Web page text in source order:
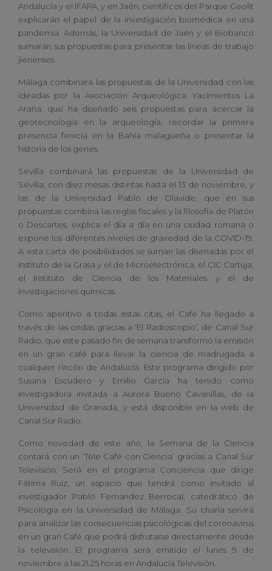
Andalucía y el IFAPA, y en Jaén, científicos del Parque Geolit
explicarán el papel de la investigación biomédica en una
pandemia. Además, la Universidad de Jaén y el Biobanco
sumarán sus propuestas para presentar las líneas de trabajo
jienenses.
Málaga combinará las propuestas de la Universidad con las
ideadas por la Asociación Arqueológica Yacimientos La
Araña, que ha diseñado seis propuestas para acercar la
geotecnología en la arqueología, recordar la primera
presencia fenicia en la Bahía malagueña o presentar la
historia de los genes.
Sevilla combinará las propuestas de la Universidad de
Sevilla, con diez mesas distintas hasta el 13 de noviembre, y
las de la Universidad Pablo de Olavide, que en sus
propuestas combina las reglas fiscales y la filosofía de Platón
o Descartes, explica el día a día en una ciudad romana o
expone los diferentes niveles de gravedad de la COVID-19.
A esta carta de posibilidades se suman las diseñadas por el
Instituto de la Grasa y el de Microelectrónica, el CIC Cartuja,
el Instituto de Ciencia de los Materiales y el de
investigaciones químicas.
Como aperitivo a todas estas citas, el Café ha llegado a
través de las ondas gracias a ‘El Radioscopio’, de Canal Sur
Radio, que este pasado fin de semana transformó la emisión
en un gran café para llevar la ciencia de madrugada a
cualquier rincón de Andalucía. Este programa dirigido por
Susana Escudero y Emilio García ha tenido como
investigadora invitada a Aurora Bueno Cavanillas, de la
Universidad de Granada, y está disponible en la web de
Canal Sur Radio.
Como novedad de este año, la Semana de la Ciencia
contará con un ‘Tele Café con Ciencia’ gracias a Canal Sur
Televisión. Será en el programa Conciencia que dirige
Fátima Ruiz, un espacio que tendrá como invitado al
investigador Pablo Fernández Berrocal, catedrático de
Psicología en la Universidad de Málaga. Su charla servirá
para analizar las consecuencias psicológicas del coronavirus
en un gran Café que podrá disfrutarse directamente desde
la televisión. El programa será emitido el lunes 9 de
noviembre a las 21.25 horas en Andalucía Televisión.